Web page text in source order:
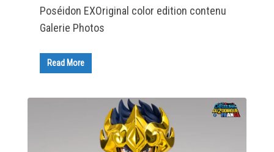
Poséidon EXOriginal color edition contenu
Galerie Photos
Read More